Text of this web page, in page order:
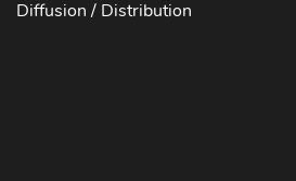
Diffusion / Distribution